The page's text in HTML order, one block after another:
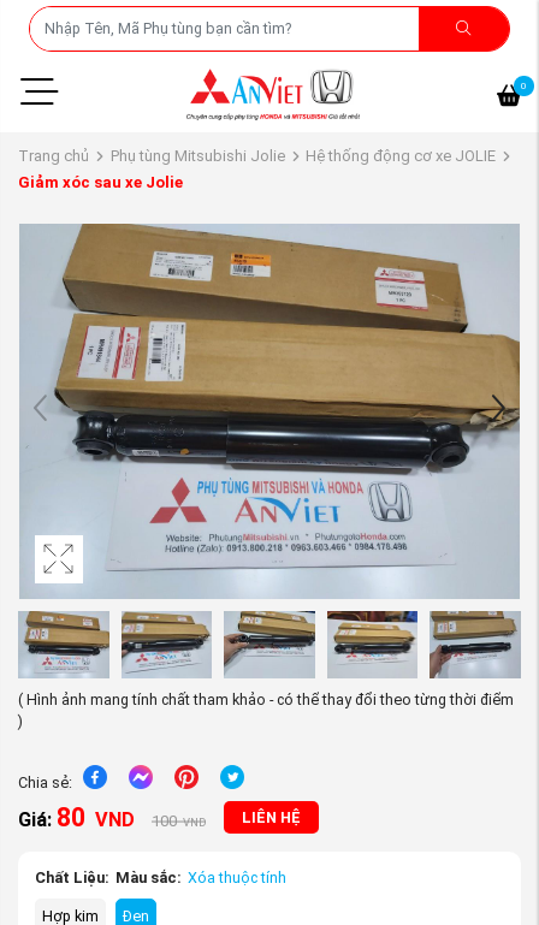
0
Trang chủ Phụ tùng Mitsubishi Jolie
Hệ thống động cơ xe JOLIE
Giảm xóc sau xe Jolie
( Hình ảnh mang tính chất tham khảo - có thể thay đổi theo từng thời điểm
)
Chia sẻ:
Giá: 80 VND 100 VND LIÊN HỆ
Chất Liệu:
Hợp kim
Màu sắc:
Đen
Xóa thuộc tính